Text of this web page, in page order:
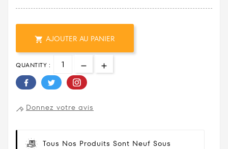
 AJOUTER AU PANIER
QUANTITY :
Donnez votre avis
Tous Nos Produits Sont Neuf Sous